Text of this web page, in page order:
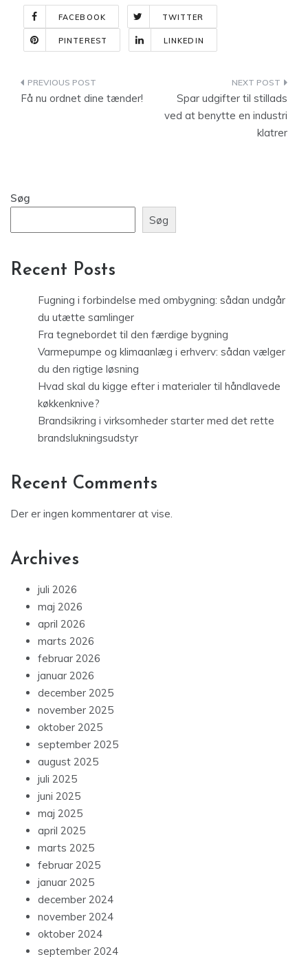
FACEBOOK TWITTER
PINTEREST LINKEDIN
Indlægsnavigation
Få nu ordnet dine tænder!
Spar udgifter til stillads
ved at benytte en industri
klatrer
Søg
Søg
Recent Posts
Fugning i forbindelse med ombygning: sådan undgår
du utætte samlinger
Fra tegnebordet til den færdige bygning
Varmepumpe og klimaanlæg i erhverv: sådan vælger
du den rigtige løsning
Hvad skal du kigge efter i materialer til håndlavede
køkkenknive?
Brandsikring i virksomheder starter med det rette
brandslukningsudstyr
Recent Comments
Der er ingen kommentarer at vise.
Archives
juli 2026
maj 2026
april 2026
marts 2026
februar 2026
januar 2026
december 2025
november 2025
oktober 2025
september 2025
august 2025
juli 2025
juni 2025
maj 2025
april 2025
marts 2025
februar 2025
januar 2025
december 2024
november 2024
oktober 2024
september 2024